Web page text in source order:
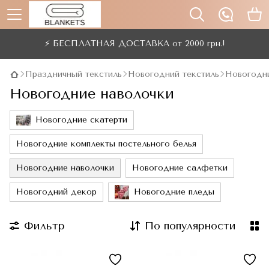
⚡ БЕСПЛАТНАЯ ДОСТАВКА от 2000 грн.!
Праздничный текстиль Новогодний текстиль
Новогодние наволочки
Новогодние скатерти
Новогодние комплекты постельного белья
Новогодние наволочки Новогодние салфетки
Новогодний декор Новогодние пледы
Фильтр По популярности